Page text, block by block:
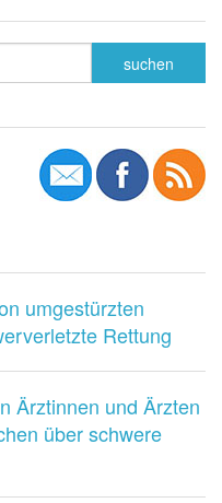
umgestürzten
Rettung
Ärztinnen und Ärzten
über schwere